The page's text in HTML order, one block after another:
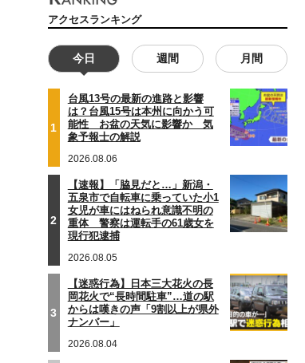
アクセスランキング
今日 週間 月間
1
台風13号の最新の進路と影響
は？台風15号は本州に向かう可
能性 お盆の天気に影響か 気
象予報士の解説
2026.08.06
2
【速報】「脇見だと…」新潟・
五泉市で自転車に乗っていた小1
女児が車にはねられ意識不明の
重体 警察は運転手の61歳女を
現行犯逮捕
2026.08.05
3
【迷惑行為】日本三大花火の長
岡花火で“長時間駐車”…道の駅
からは嘆きの声「9割以上が県外
ナンバー」
2026.08.04